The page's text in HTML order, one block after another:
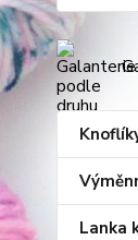
Lanka